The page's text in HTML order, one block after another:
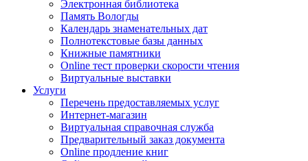
Электронная библиотека
Память Вологды
Календарь знаменательных дат
Полнотекстовые базы данных
Книжные памятники
Online тест проверки скорости чтения
Виртуальные выставки
Услуги
Перечень предоставляемых услуг
Интернет-магазин
Виртуальная справочная служба
Предварительный заказ документа
Online продление книг